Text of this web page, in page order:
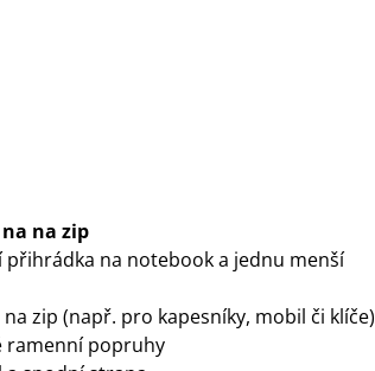
na zip
na notebook a jednu menší
zip (např. pro kapesníky, mobil či klíče)
ramenní popruhy